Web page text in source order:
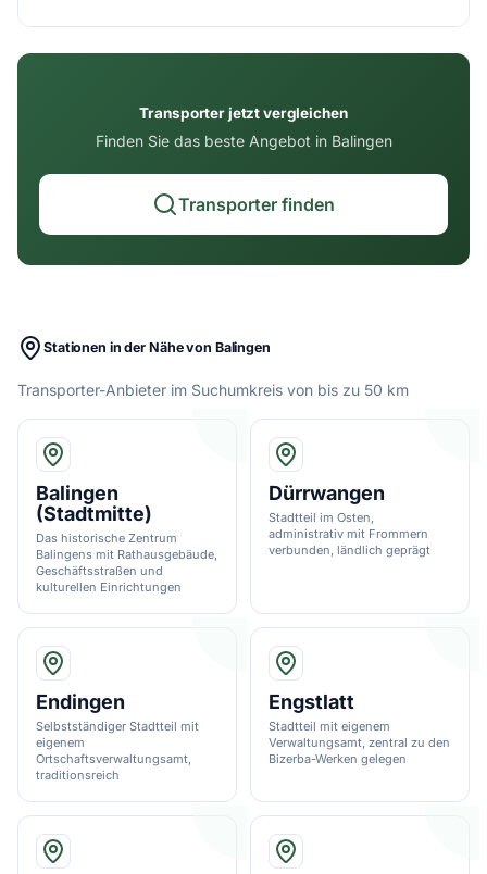
Transporter jetzt vergleichen
Finden Sie das beste Angebot in Balingen
Transporter finden
Stationen in der Nähe von Balingen
Transporter-Anbieter im Suchumkreis von bis zu 50 km
Balingen
(Stadtmitte)
Das historische Zentrum
Balingens mit Rathausgebäude,
Geschäftsstraßen und
kulturellen Einrichtungen
Dürrwangen
Stadtteil im Osten,
administrativ mit Frommern
verbunden, ländlich geprägt
Endingen
Selbstständiger Stadtteil mit
eigenem
Ortschaftsverwaltungsamt,
traditionsreich
Engstlatt
Stadtteil mit eigenem
Verwaltungsamt, zentral zu den
Bizerba-Werken gelegen